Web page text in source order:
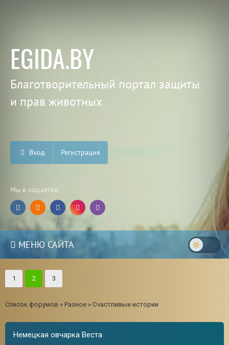
EGIDA.BY
Благотворительный портал защиты
и прав животных
Вход Регистрация
Мы в соц.сетях:
МЕНЮ САЙТА
1 2 3
Список форумов » Разное » Счастливые истории
Немецкая овчарка Веста